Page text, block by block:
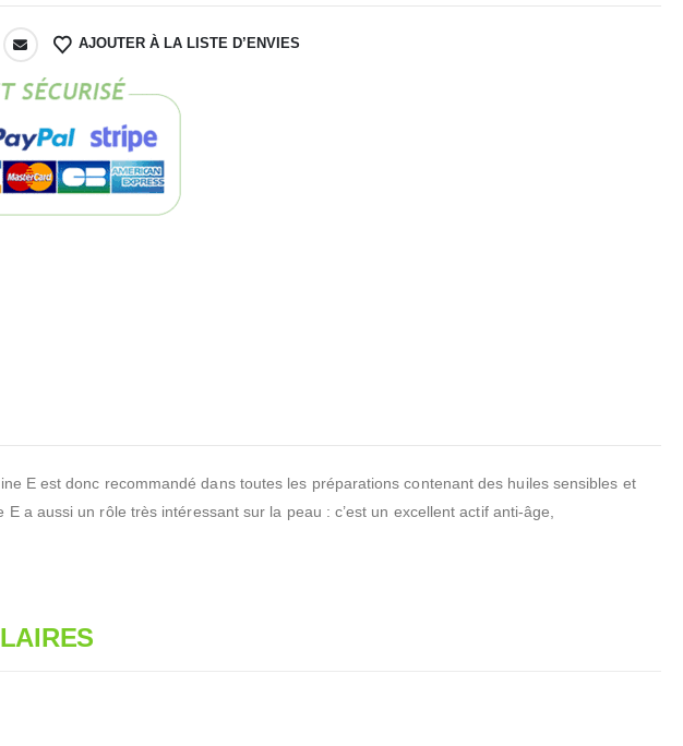
AJOUTER À LA LISTE D’ENVIES
E est donc recommandé dans toutes les préparations contenant des huiles sensibles et
a aussi un rôle très intéressant sur la peau : c’est un excellent actif anti-âge,